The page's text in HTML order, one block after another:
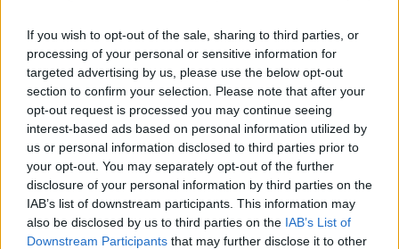
If you wish to opt-out of the sale, sharing to third parties, or
processing of your personal or sensitive information for
targeted advertising by us, please use the below opt-out
section to confirm your selection. Please note that after your
opt-out request is processed you may continue seeing
interest-based ads based on personal information utilized by
us or personal information disclosed to third parties prior to
your opt-out. You may separately opt-out of the further
disclosure of your personal information by third parties on the
IAB’s list of downstream participants. This information may
also be disclosed by us to third parties on the IAB’s List of
Downstream Participants that may further disclose it to other